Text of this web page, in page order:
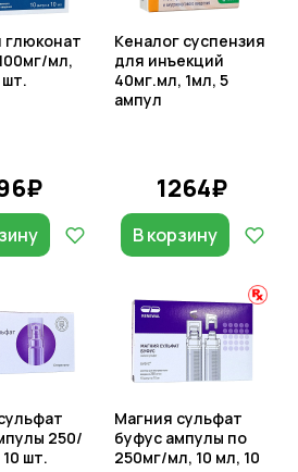
глюконат
мл,
шт.
Кеналог суспензия
для инъекций
40мг.мл, 1мл, 5
ампул
1264₽
В корзину
250/
шт.
Магния сульфат
буфус ампулы по
250мг/мл, 10 мл, 10